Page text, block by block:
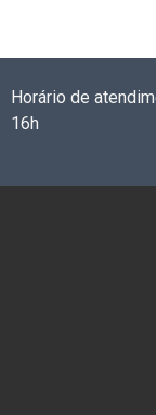
Horário de
16h